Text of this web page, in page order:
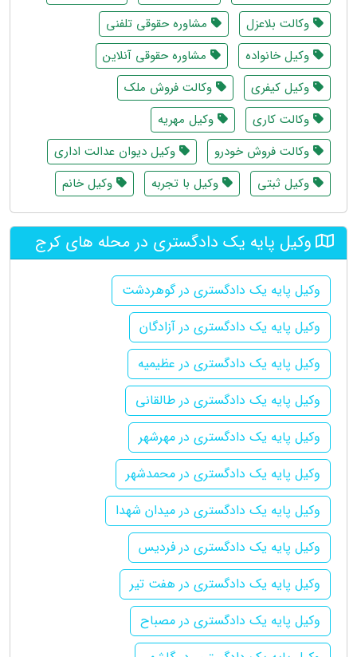
وکالت بلاعزل
مشاوره حقوقی تلفنی
وکیل خانواده
مشاوره حقوقی آنلاین
وکیل کیفری
وکالت فروش ملک
وکالت کاری
وکیل مهریه
وکالت فروش خودرو
وکیل دیوان عدالت اداری
وکیل ثبتی
وکیل با تجربه وکیل خانم
وکیل پایه یک دادگستری در محله های کرج
وکیل پایه یک دادگستری در گوهردشت
وکیل پایه یک دادگستری در آزادگان
وکیل پایه یک دادگستری در عظیمیه
وکیل پایه یک دادگستری در طالقانی
وکیل پایه یک دادگستری در مهرشهر
وکیل پایه یک دادگستری در محمدشهر
وکیل پایه یک دادگستری در میدان شهدا
وکیل پایه یک دادگستری در فردیس
وکیل پایه یک دادگستری در هفت تیر
وکیل پایه یک دادگستری در مصباح